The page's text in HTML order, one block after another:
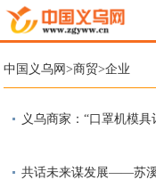
中国义乌网>商贸>企业
义乌商家：“口罩机模
共话未来谋发展——苏溪